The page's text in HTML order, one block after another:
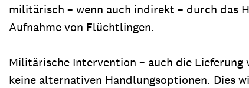
militärisch – wenn auch indirekt – durch das
Aufnahme von Flüchtlingen.
Militärische Intervention – auch die
keine alternativen Handlungsoptionen. Dies